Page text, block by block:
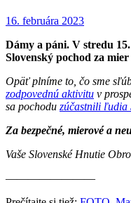
16. februára 2023
Dámy a páni. V stredu
Slovenský pochod za
Opäť plníme to, čo sme
zodpovednú aktivitu v
sa pochodu zúčastnili ľudia
Za bezpečné, mierové a
Vaše Slovenské Hnutie
————————